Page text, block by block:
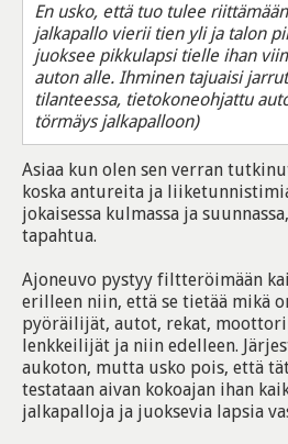
En usko, että tuo tulee
jalkapallo vierii tien yli ja talon
juoksee pikkulapsi tielle ihan
auton alle. Ihminen tajuaisi
tilanteessa, tietokoneohjattu
törmäys jalkapalloon)
Asiaa kun olen sen verran
koska antureita ja
jokaisessa kulmassa ja
tapahtua.
Ajoneuvo pystyy filtteröimään
erilleen niin, että se tietää mikä
pyöräilijät, autot, rekat,
lenkkeilijät ja niin edelleen.
aukoton, mutta usko pois, että
testataan aivan kokoajan ihan
jalkapalloja ja juoksevia lapsia